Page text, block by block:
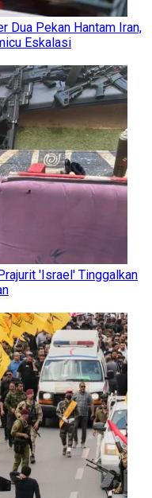
Dua Pekan Hantam Iran,
Eskalasi
'Israel' Tinggalkan